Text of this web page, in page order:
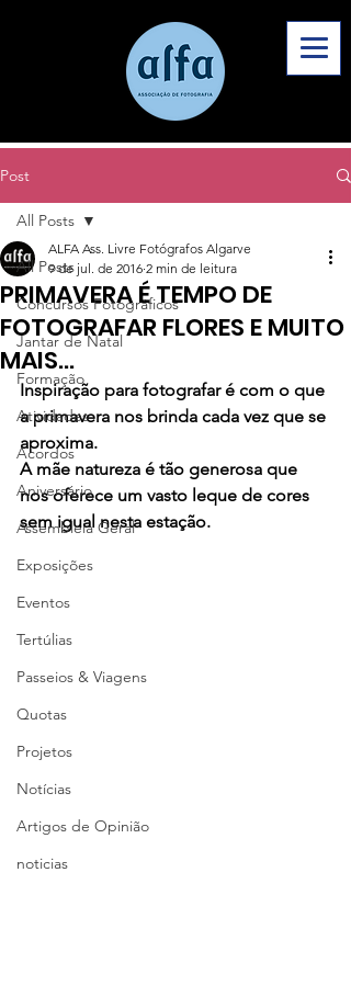
Post
All Posts
Concursos Fotográficos
Jantar de Natal
Formação
Atividades
Acordos
Aniversário
Assembleia Geral
Exposições
Eventos
Tertúlias
Passeios & Viagens
Quotas
Projetos
Notícias
Artigos de Opinião
noticias
All Posts
PRIMAVERA É TEMPO DE
FOTOGRAFAR FLORES E MUITO
MAIS…
ALFA Ass. Livre Fotógrafos Algarve
9 de jul. de 2016 2 min de leitura
Inspiração para fotografar é com o que
a primavera nos brinda cada vez que se
aproxima.
A mãe natureza é tão generosa que
nos oferece um vasto leque de cores
sem igual nesta estação.